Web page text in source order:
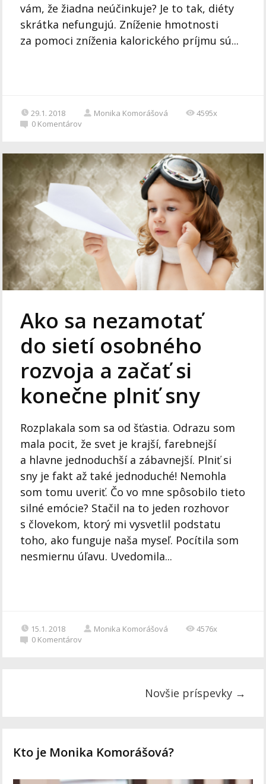
vám, že žiadna neúčinkuje? Je to tak, diéty
skrátka nefungujú. Zníženie hmotnosti
za pomoci zníženia kalorického príjmu sú...
29.1. 2018 Monika Komorášová
4595x
0 Komentárov
Ako sa nezamotať
do sietí osobného
rozvoja a začať si
konečne plniť sny
Rozplakala som sa od šťastia. Odrazu som
mala pocit, že svet je krajší, farebnejší
a hlavne jednoduchší a zábavnejší. Plniť si
sny je fakt až také jednoduché! Nemohla
som tomu uveriť. Čo vo mne spôsobilo tieto
silné emócie? Stačil na to jeden rozhovor
s človekom, ktorý mi vysvetlil podstatu
toho, ako funguje naša myseľ. Pocítila som
nesmiernu úľavu. Uvedomila...
15.1. 2018 Monika Komorášová
4576x
0 Komentárov
Novšie príspevky →
Kto je Monika Komorášová?